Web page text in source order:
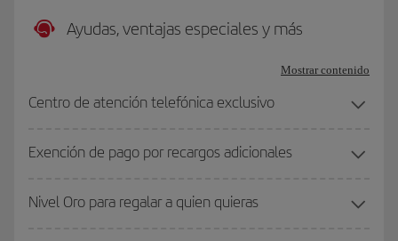
Ayudas, ventajas especiales y más
Mostrar contenido
Centro de atención telefónica exclusivo
Exención de pago por recargos adicionales
Nivel Oro para regalar a quien quieras